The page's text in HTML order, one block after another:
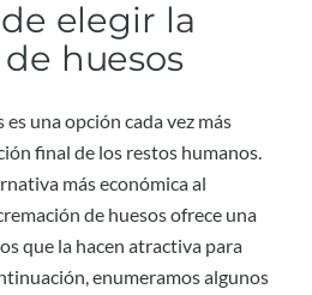
elegir la
huesos
es una opción cada vez más
final de los restos humanos.
más económica al
de huesos ofrece una
que la hacen atractiva para
enumeramos algunos